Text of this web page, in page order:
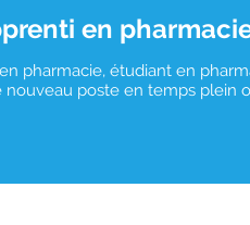
en
pharmacie, étudiant en
poste en temps plein